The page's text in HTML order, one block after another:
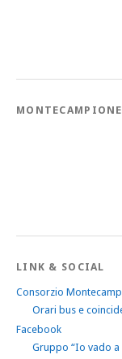
LINK & SOCIAL
Consorzio
Orari bus e
Facebook
Gruppo “Io vado